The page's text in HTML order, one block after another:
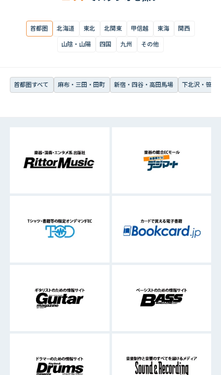
首都圏 北海道 東北 北関東 甲信越 東海
関西
山陰・山陽
四国 九州 その他
首都圏すべて 麻布・三田・田町 新宿・四谷・高田馬場 下北沢・笹塚